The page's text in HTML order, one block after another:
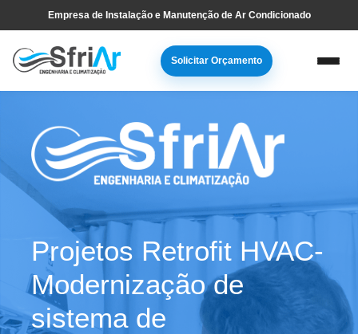
Empresa de Instalação e Manutenção de Ar Condicionado
Solicitar Orçamento
Projetos Retrofit HVAC-
Modernização de
sistema de